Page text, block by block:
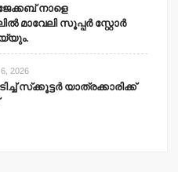
നാളെ
മാവേലി സൂപ്പര്‍ സ്റ്റോര്‍
2026
സ്‌ക്കൂട്ടര്‍ യാത്രക്കാരിക്ക്